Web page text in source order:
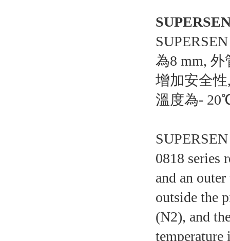
為8 mm,
增加安全
溫度為-
0818 series
and an
outside the
(N2), and